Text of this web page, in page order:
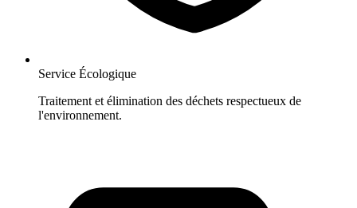
Service Écologique
Traitement et élimination des déchets respectueux de
l'environnement.